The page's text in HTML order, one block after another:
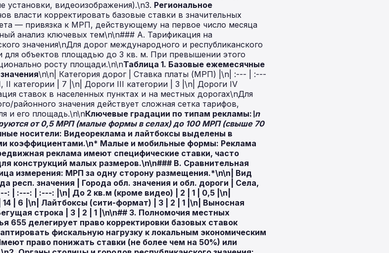
установки, видеоизображения).\n3. Региональное
власти корректировать базовые ставки в значительных
— привязка к МРП, действующему на первое число месяца
анализ ключевых тем\n\n### А. Тарификация на
значения\nДля дорог международного и республиканского
для объектов площадью до 3 кв. м. При превышении этого
росту площади.\n\nТаблица 1. Базовые ежемесячные
\n\n| Категория дорог | Ставка платы (МРП) |\n| :--- | :---
категории | 7 |\n| Дороги III категории | 3 |\n| Дороги IV
ставок в населенных пунктах и на местных дорогах\nДля
районного значения действует сложная сетка тарифов,
и его площадь.\n\nКлючевые градации по типам рекламы: \n
от 0,5 МРП (малые формы в селах) до 100 МРП (свыше 70
носители: Видеореклама и лайтбоксы выделены в
коэффициентами.\n* Малые и мобильные формы: Реклама
реклама имеют специфические ставки, часто
конструкций малых размеров.\n\n### В. Сравнительная
измерения: МРП за одну сторону размещения.*\n\n| Вид
респ. значения | Города обл. значения и обл. дороги | Села,
: | :---: | :---: |\n| До 2 кв.м (кроме видео) | 2 | 1 | 0,5 |\n|
| 6 |\n| Лайтбоксы (сити-формат) | 3 | 2 | 1 |\n| Выносная
строка | 3 | 2 | 1 |\n\n## 3. Полномочия местных
655 делегирует право корректировки базовых ставок
фискальную нагрузку к локальным экономическим
право понижать ставки (не более чем на 50%) или